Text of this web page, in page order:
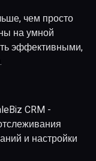
чем просто
на умной
эффективными,
CRM -
и настройки